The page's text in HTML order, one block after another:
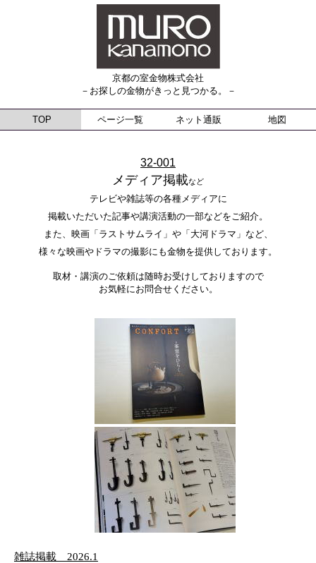
京都の室金物株式会社
－お探しの金物がきっと見つかる。－
TOP ページ一覧 ネット通販 地図
32-001
メディア掲載など
テレビや雑誌等の各種メディアに
掲載いただいた記事や講演活動の一部などをご紹介。
また、映画「ラストサムライ」や「大河ドラマ」など、
様々な映画やドラマの撮影にも金物を提供しております。
取材・講演のご依頼は随時お受けしておりますので
お気軽にお問合せください。
雑誌掲載 2026.1